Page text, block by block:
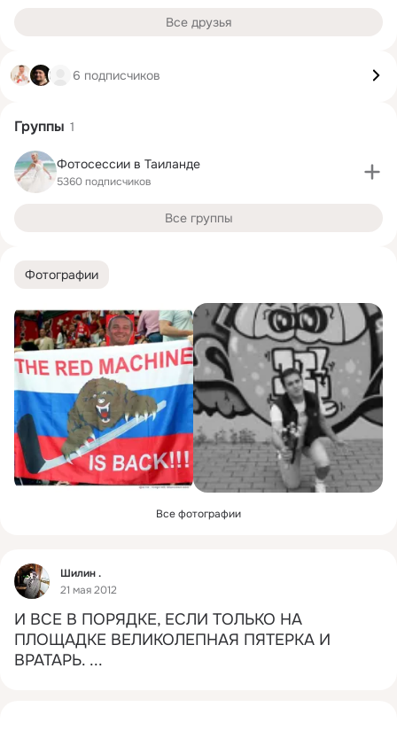
Фотографии
Все фотографии
Фид
Шилин .
21 мая 2012
И ВСЕ В ПОРЯДКЕ, ЕСЛИ ТОЛЬКО НА
ПЛОЩАДКЕ ВЕЛИКОЛЕПНАЯ ПЯТЕРКА И
ВРАТАРЬ. ...
Все друзья
6 подписчиков
Группы 1
Фотосессии в Таиланде
5360 подписчиков
Все группы